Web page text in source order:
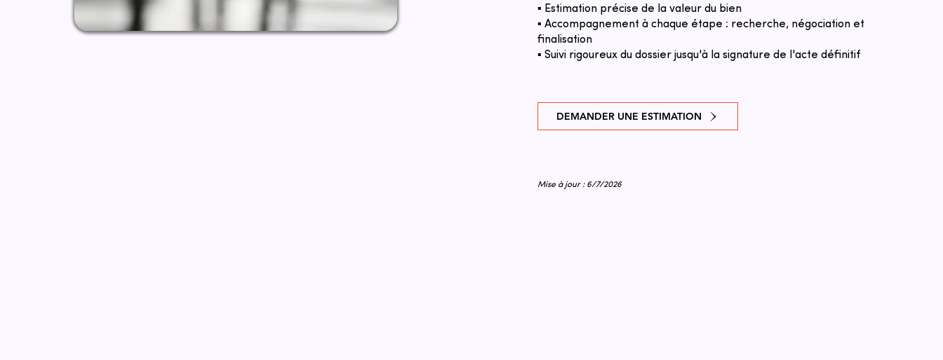
▪ Estimation précise de la valeur du bien
▪ Accompagnement à chaque étape : recherche, négociation et
finalisation
▪ Suivi rigoureux du dossier jusqu'à la signature de l'acte définitif
DEMANDER UNE ESTIMATION
Mise à jour : 6/7/2026